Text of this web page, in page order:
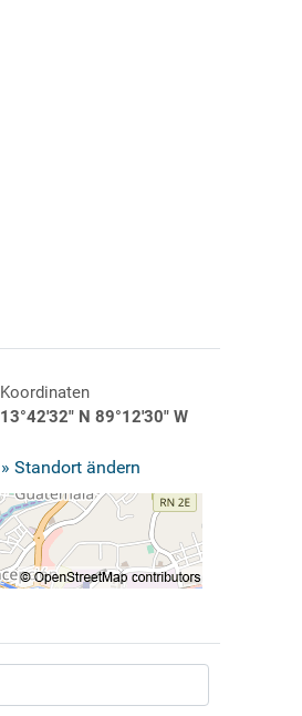
Koordinaten
13°42'32" N 89°12'30" W
» Standort ändern